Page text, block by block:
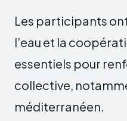
Les participants
l’eau et la
essentiels pour
collective,
méditerranéen.